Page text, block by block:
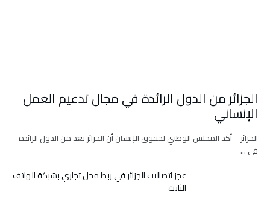
الجزائر من الدول الرائدة في مجال تدعيم العمل
الإنساني
الجزائر – أكد المجلس الوطني لحقوق الإنسان أن الجزائر تعد من الدول الرائدة
في …
عجز اتصالات الجزائر في ربط محل تجاري بشبكة الهاتف
الثابت